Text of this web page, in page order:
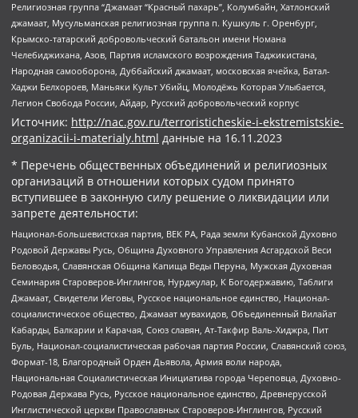
Религиозная группа “Джамаат “Красный пахарь”, Колумбайн, Хатлонский
джамаат, Мусульманская религиозная группа п. Кушкуль г. Оренбург,
Крымско-татарский добровольческий батальон имени Номана
Челебиджихана, Азов, Партия исламского возрождения Таджикистана,
Народная самооборона, Дуббайский джамаат, московская ячейка, Батал-
Хаджи Белхороев, Маньяки Культ Убийц, Молодёжь Которая Улыбается,
Легион Свобода России, Айдар, Русский добровольческий корпус
Источник: http://nac.gov.ru/terroristicheskie-i-ekstremistskie-
organizacii-i-materialy.html данные на 16.11.2023
* Перечень общественных объединений и религиозных
организаций в отношении которых судом принято
вступившее в законную силу решение о ликвидации или
запрете деятельности:
Национал-большевистская партия, ВЕК РА, Рада земли Кубанской Духовно
Родовой Державы Русь, Община Духовного Управления Асгардской Веси
Беловодья, Славянская Община Капища Веды Перуна, Мужская Духовная
Семинария Староверов-Инглингов, Нурджулар, К Богодержавию, Таблиги
Джамаат, Свидетели Иеговы, Русское национальное единство, Национал-
социалистическое общество, Джамаат мувахидов, Объединенный Вилайат
Кабарды, Балкарии и Карачая, Союз славян, Ат-Такфир Валь-Хиджра, Пит
Буль, Национал-социалистическая рабочая партия России, Славянский союз,
Формат-18, Благородный Орден Дьявола, Армия воли народа,
Национальная Социалистическая Инициатива города Череповца, Духовно-
Родовая Держава Русь, Русское национальное единство, Древнерусской
Инглистической церкви Православных Староверов-Инглингов, Русский